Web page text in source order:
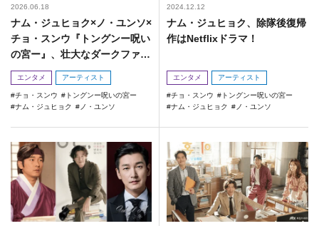
2026.06.18
ナム・ジュヒョク×ノ・ユンソ×
チョ・スンウ『トングンー呪い
の宮ー』、壮大なダークファン
タジーの幕開け
エンタメ アーティスト
チョ・スンウ
トングンー呪いの宮ー
ナム・ジュヒョク
ノ・ユンソ
2024.12.12
ナム・ジュヒョク、除隊後復帰
作はNetflixドラマ！
エンタメ アーティスト
チョ・スンウ
トングンー呪いの宮ー
ナム・ジュヒョク
ノ・ユンソ